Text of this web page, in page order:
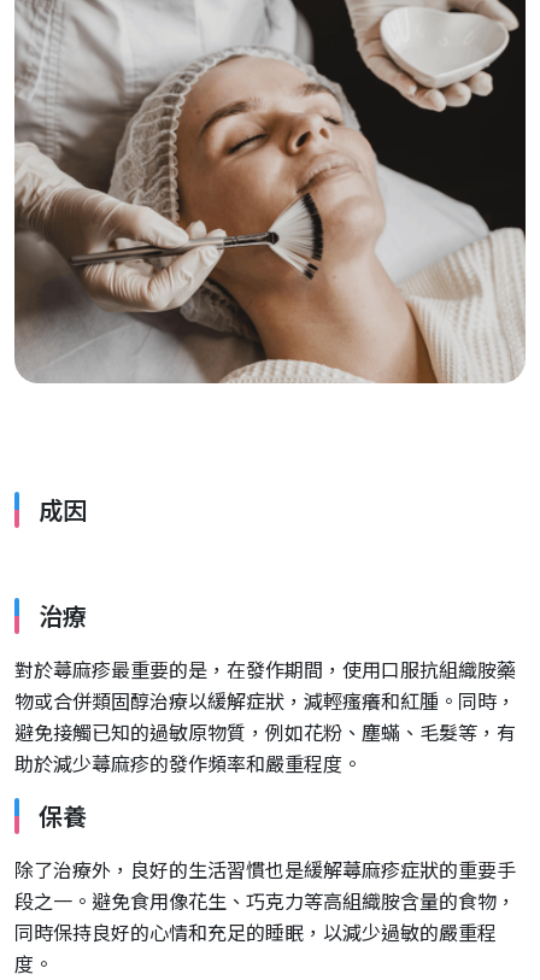
成因
治療
對於蕁麻疹最重要的是，在發作期間，使用口服抗組織胺藥
物或合併類固醇治療以緩解症狀，減輕瘙癢和紅腫。同時，
避免接觸已知的過敏原物質，例如花粉、塵蟎、毛髮等，有
助於減少蕁麻疹的發作頻率和嚴重程度。
保養
除了治療外，良好的生活習慣也是緩解蕁麻疹症狀的重要手
段之一。避免食用像花生、巧克力等高組織胺含量的食物，
同時保持良好的心情和充足的睡眠，以減少過敏的嚴重程
度。